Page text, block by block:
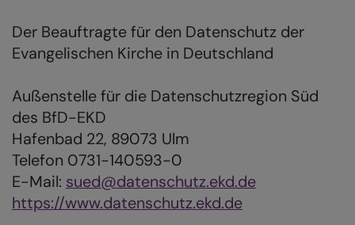
Der Beauftragte für den Datenschutz der
Evangelischen Kirche in Deutschland
Außenstelle für die Datenschutzregion Süd
des BfD-EKD
Hafenbad 22, 89073 Ulm
Telefon 0731-140593-0
E-Mail: sued@datenschutz.ekd.de
https://www.datenschutz.ekd.de